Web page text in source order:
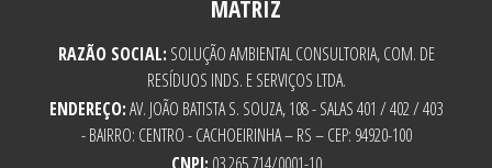
MATRIZ
RAZÃO SOCIAL: SOLUÇÃO AMBIENTAL CONSULTORIA, COM. DE
RESÍDUOS INDS. E SERVIÇOS LTDA.
ENDEREÇO:AV. JOÃO BATISTA S. SOUZA, 108 - SALAS 401 / 402 / 403
- BAIRRO: CENTRO - CACHOEIRINHA – RS – CEP: 94920-100